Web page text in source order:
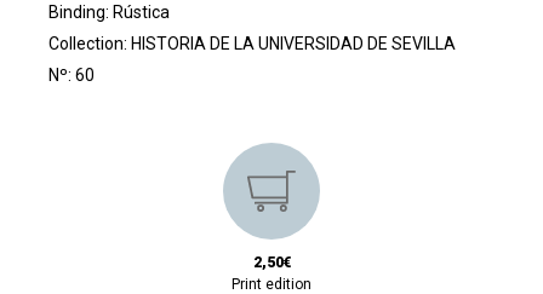
Binding: Rústica
Collection: HISTORIA DE LA UNIVERSIDAD DE SEVILLA
Nº: 60
2,50€
Print edition